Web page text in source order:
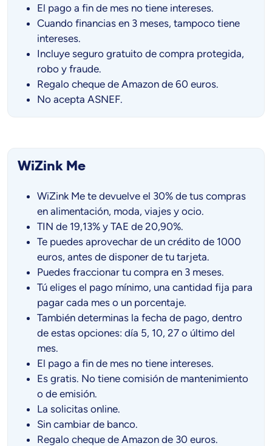
El pago a fin de mes no tiene intereses.
Cuando financias en 3 meses, tampoco tiene
intereses.
Incluye seguro gratuito de compra protegida,
robo y fraude.
Regalo cheque de Amazon de 60 euros.
No acepta ASNEF.
WiZink Me
WiZink Me te devuelve el 30% de tus compras
en alimentación, moda, viajes y ocio.
TIN de 19,13% y TAE de 20,90%.
Te puedes aprovechar de un crédito de 1000
euros, antes de disponer de tu tarjeta.
Puedes fraccionar tu compra en 3 meses.
Tú eliges el pago mínimo, una cantidad fija para
pagar cada mes o un porcentaje.
También determinas la fecha de pago, dentro
de estas opciones: día 5, 10, 27 o último del
mes.
El pago a fin de mes no tiene intereses.
Es gratis. No tiene comisión de mantenimiento
o de emisión.
La solicitas online.
Sin cambiar de banco.
Regalo cheque de Amazon de 30 euros.